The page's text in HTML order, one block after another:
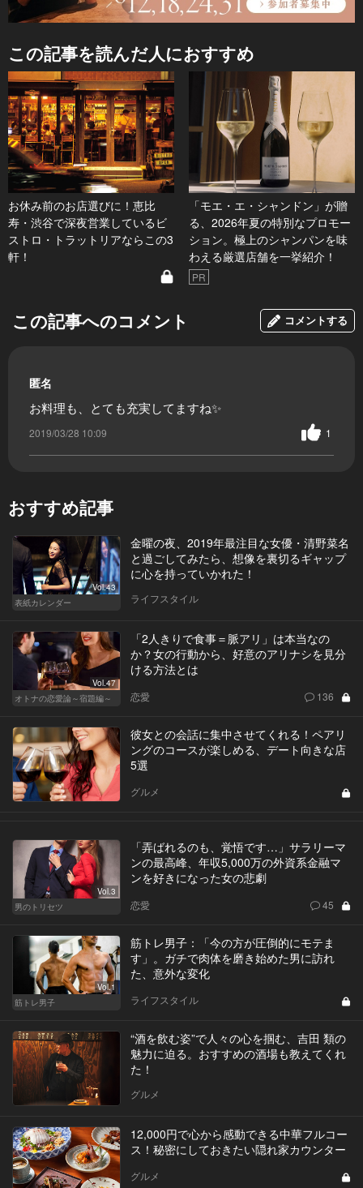
この記事を読んだ人におすすめ
お休み前のお店選びに！恵比
寿・渋谷で深夜営業しているビ
ストロ・トラットリアならこの3
軒！
「モエ・エ・シャンドン」が贈
る、2026年夏の特別なプロモー
ション。極上のシャンパンを味
わえる厳選店舗を一挙紹介！
PR
この記事へのコメント コメントする
匿名
お料理も、とても充実してますね✨
2019/03/28 10:09 1
おすすめ記事
Vol.43
表紙カレンダー
金曜の夜、2019年最注目な女優・清野菜名
と過ごしてみたら、想像を裏切るギャップ
に心を持っていかれた！
ライフスタイル
Vol.47
オトナの恋愛論～宿題編～
「2人きりで食事＝脈アリ」は本当なの
か？女の行動から、好意のアリナシを見分
ける方法とは
恋愛 136
彼女との会話に集中させてくれる！ペアリ
ングのコースが楽しめる、デート向きな店
5選
グルメ
Vol.3
男のトリセツ
「弄ばれるのも、覚悟です…」サラリーマ
ンの最高峰、年収5,000万の外資系金融マ
ンを好きになった女の悲劇
恋愛 45
Vol.1
筋トレ男子
筋トレ男子：「今の方が圧倒的にモテま
す」。ガチで肉体を磨き始めた男に訪れ
た、意外な変化
ライフスタイル
“酒を飲む姿”で人々の心を掴む、吉田 類の
魅力に迫る。おすすめの酒場も教えてくれ
た！
グルメ
12,000円で心から感動できる中華フルコー
ス！秘密にしておきたい隠れ家カウンター
グルメ